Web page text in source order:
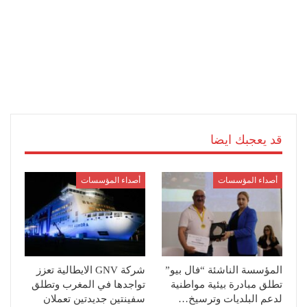
قد يعجبك ايضا
أصداء المؤسسات
المؤسسة الناشئة “فال بيو”
تطلق مبادرة بيئية مواطنية
لدعم البلديات وترسيخ…
أصداء المؤسسات
شركة GNV الايطالية تعزز
تواجدها في المغرب وتطلق
سفينتين جديدتين تعملان